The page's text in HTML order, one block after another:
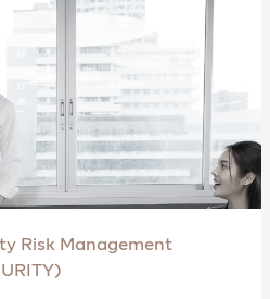
Risk Management